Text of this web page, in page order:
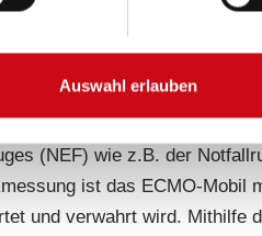
Auswahl erlauben
Akutmedizin
der I.
(NEF) wie z.B. der
ist das ECMO-Mobil
und verwahrt wird.